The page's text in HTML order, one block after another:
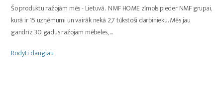
Šo produktu ražojām mēs - Lietuvā. NMF HOME zīmols pieder NMF grupai,
kurā ir 15 uzņēmumi un vairāk nekā 2,7 tūkstoši darbinieku. Mēs jau
gandrīz 30 gadus ražojam mēbeles,...
Rodyti daugiau